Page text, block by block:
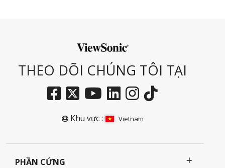
THEO DÕI CHÚNG TÔI TẠI
Khu vực : Vietnam
PHẦN CỨNG